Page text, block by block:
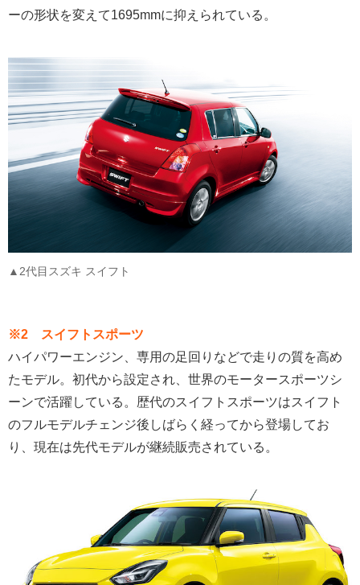
ーの形状を変えて1695mmに抑えられている。
▲2代目スズキ スイフト
※2 スイフトスポーツ
ハイパワーエンジン、専用の足回りなどで走りの質を高め
たモデル。初代から設定され、世界のモータースポーツシ
ーンで活躍している。歴代のスイフトスポーツはスイフト
のフルモデルチェンジ後しばらく経ってから登場してお
り、現在は先代モデルが継続販売されている。